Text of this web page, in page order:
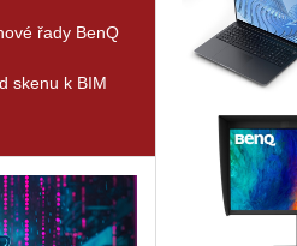
řady BenQ
skenu k BIM